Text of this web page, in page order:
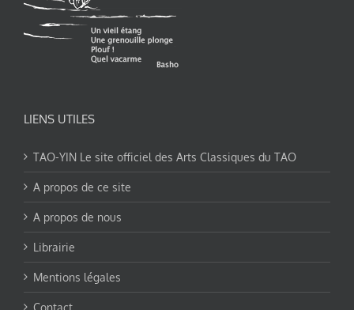
LIENS UTILES
TAO-YIN Le site officiel des Arts Classiques du TAO
A propos de ce site
A propos de nous
Librairie
Mentions légales
Contact